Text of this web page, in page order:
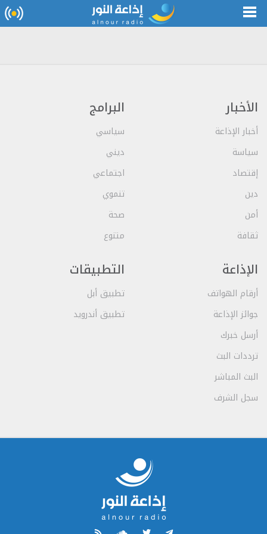
الأخبار
أخبار الإذاعة
سياسة
إقتصاد
دين
أمن
ثقافة
البرامج
سياسي
ديني
اجتماعي
تنموي
صحة
متنوع
الإذاعة
أرقام الهواتف
جوائز الإذاعة
أرسل خبرك
ترددات البث
البث المباشر
سجل الشرف
التطبيقات
تطبيق أبل
تطبيق أندرويد